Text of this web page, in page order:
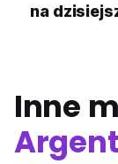
na
Inne